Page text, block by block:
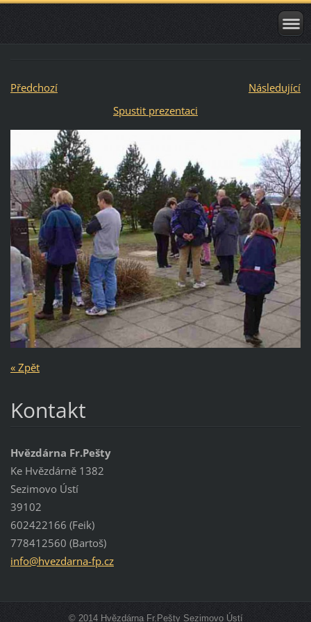
Předchozí
Následující
Spustit prezentaci
« Zpět
Kontakt
Hvězdárna Fr.Pešty
Ke Hvězdárně 1382
Sezimovo Ústí
39102
602422166 (Feik)
778412560 (Bartoš)
info@hvezdarna-fp.cz
© 2014 Hvězdárna Fr.Pešty Sezimovo Ústí